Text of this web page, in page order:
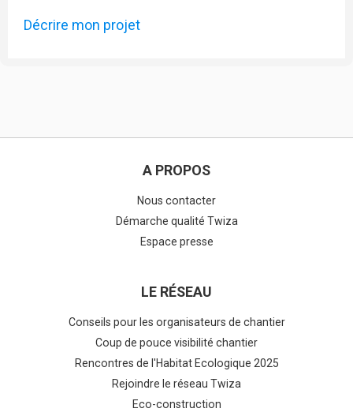
Décrire mon projet
A PROPOS
Nous contacter
Démarche qualité Twiza
Espace presse
LE RÉSEAU
Conseils pour les organisateurs de chantier
Coup de pouce visibilité chantier
Rencontres de l'Habitat Ecologique 2025
Rejoindre le réseau Twiza
Eco-construction